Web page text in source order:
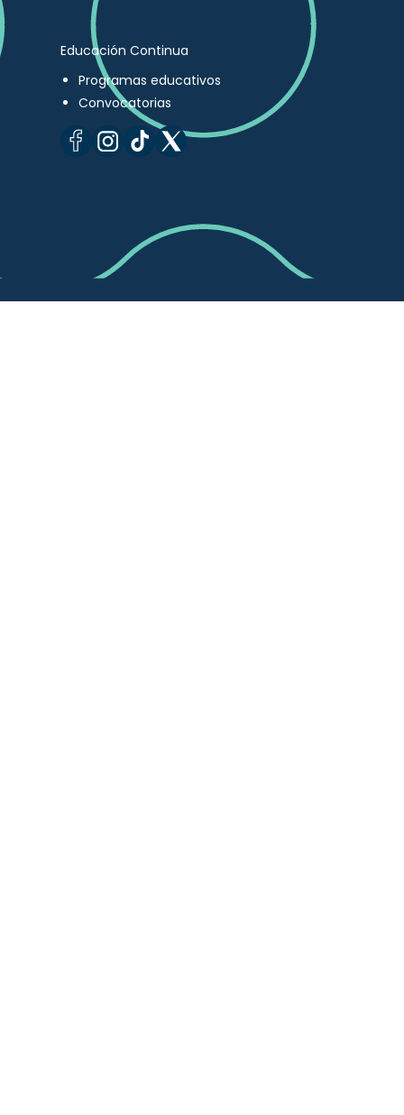
Educación Continua
Programas educativos
Convocatorias